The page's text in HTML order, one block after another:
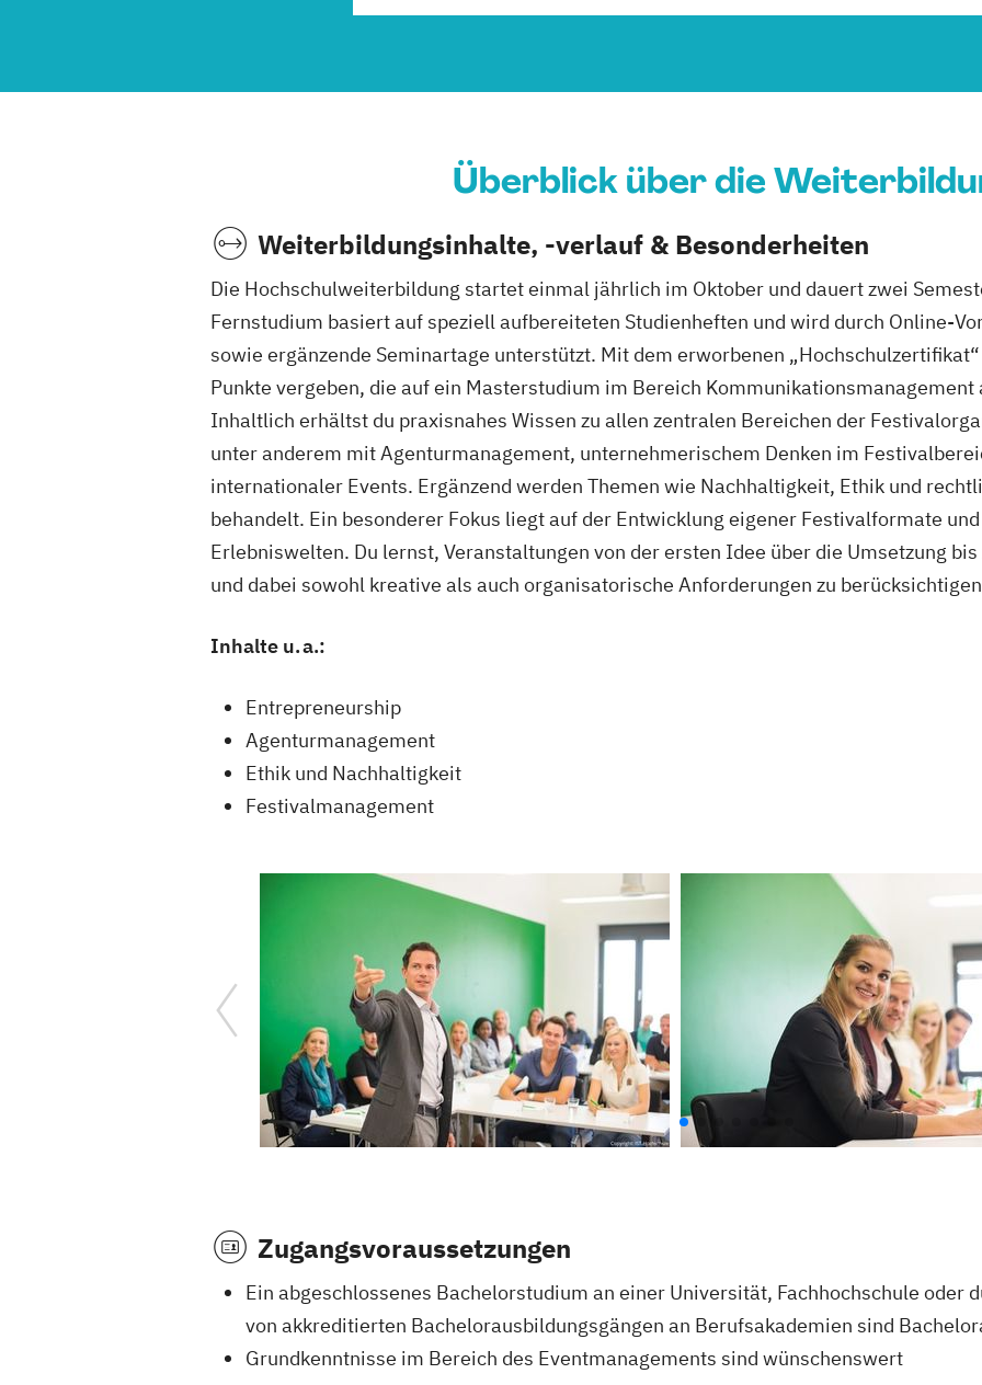
Überblick über die
Weiterbildungsinhalte, -verlauf & Besonderheiten
Die Hochschulweiterbildung startet einmal jährlich im Oktober und dauert zwei
Fernstudium basiert auf speziell aufbereiteten Studienheften und wird durch Online-
sowie ergänzende Seminartage unterstützt. Mit dem erworbenen
Punkte vergeben, die auf ein Masterstudium im Bereich Kommunikationsmanagement
Inhaltlich erhältst du praxisnahes Wissen zu allen zentralen Bereichen der
unter anderem mit Agenturmanagement, unternehmerischem Denken im
internationaler Events. Ergänzend werden Themen wie Nachhaltigkeit, Ethik und
behandelt. Ein besonderer Fokus liegt auf der Entwicklung eigener Festivalformate
Erlebniswelten. Du lernst, Veranstaltungen von der ersten Idee über die Umsetzung
und dabei sowohl kreative als auch organisatorische Anforderungen zu
Inhalte u. a.:
Entrepreneurship
Agenturmanagement
Ethik und Nachhaltigkeit
Festivalmanagement
Zugangsvoraussetzungen
Ein abgeschlossenes Bachelorstudium an einer Universität, Fachhochschule oder
von akkreditierten Bachelorausbildungsgängen an Berufsakademien sind
Grundkenntnisse im Bereich des Eventmanagements sind wünschenswert